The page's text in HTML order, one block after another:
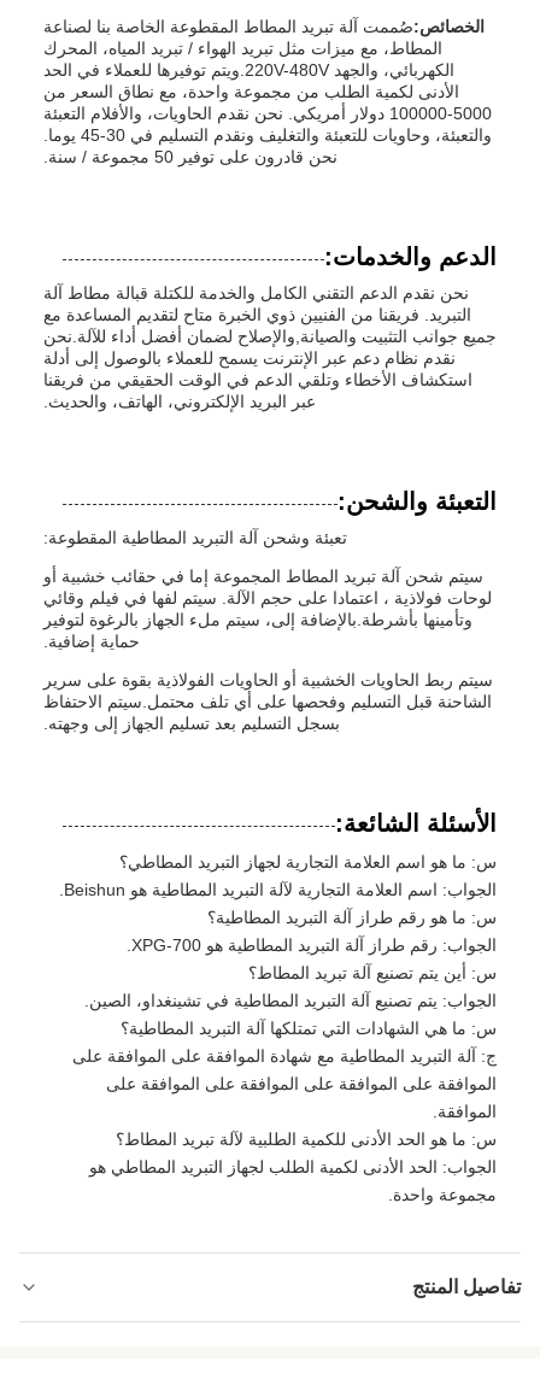
الخصائص:صُممت آلة تبريد المطاط المقطوعة الخاصة بنا لصناعة
المطاط، مع ميزات مثل تبريد الهواء / تبريد المياه، المحرك
الكهربائي، والجهد 220V-480V.ويتم توفيرها للعملاء في الحد
الأدنى لكمية الطلب من مجموعة واحدة، مع نطاق السعر من
5000-100000 دولار أمريكي. نحن نقدم الحاويات، والأفلام التعبئة
والتعبئة، وحاويات للتعبئة والتغليف ونقدم التسليم في 30-45 يوما.
نحن قادرون على توفير 50 مجموعة / سنة.
الدعم والخدمات:
نحن نقدم الدعم التقني الكامل والخدمة للكتلة قبالة مطاط آلة
التبريد. فريقنا من الفنيين ذوي الخبرة متاح لتقديم المساعدة مع
جميع جوانب التثبيت والصيانة,والإصلاح لضمان أفضل أداء للآلة.نحن
نقدم نظام دعم عبر الإنترنت يسمح للعملاء بالوصول إلى أدلة
استكشاف الأخطاء وتلقي الدعم في الوقت الحقيقي من فريقنا
عبر البريد الإلكتروني، الهاتف، والحديث.
التعبئة والشحن:
تعبئة وشحن آلة التبريد المطاطية المقطوعة:
سيتم شحن آلة تبريد المطاط المجموعة إما في حقائب خشبية أو
لوحات فولاذية ، اعتمادا على حجم الآلة. سيتم لفها في فيلم وقائي
وتأمينها بأشرطة.بالإضافة إلى، سيتم ملء الجهاز بالرغوة لتوفير
حماية إضافية.
سيتم ربط الحاويات الخشبية أو الحاويات الفولاذية بقوة على سرير
الشاحنة قبل التسليم وفحصها على أي تلف محتمل.سيتم الاحتفاظ
بسجل التسليم بعد تسليم الجهاز إلى وجهته.
الأسئلة الشائعة:
س: ما هو اسم العلامة التجارية لجهاز التبريد المطاطي؟
الجواب: اسم العلامة التجارية لآلة التبريد المطاطية هو Beishun.
س: ما هو رقم طراز آلة التبريد المطاطية؟
الجواب: رقم طراز آلة التبريد المطاطية هو XPG-700.
س: أين يتم تصنيع آلة تبريد المطاط؟
الجواب: يتم تصنيع آلة التبريد المطاطية في تشينغداو، الصين.
س: ما هي الشهادات التي تمتلكها آلة التبريد المطاطية؟
ج: آلة التبريد المطاطية مع شهادة الموافقة على الموافقة على
الموافقة على الموافقة على الموافقة على الموافقة على
الموافقة.
س: ما هو الحد الأدنى للكمية الطلبية لآلة تبريد المطاط؟
الجواب: الحد الأدنى لكمية الطلب لجهاز التبريد المطاطي هو
مجموعة واحدة.
تفاصيل المنتج